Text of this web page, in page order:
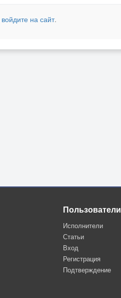
войдите на сайт.
Пользователи
Исполнители
Статьи
Вход
Регистрация
Подтверждение